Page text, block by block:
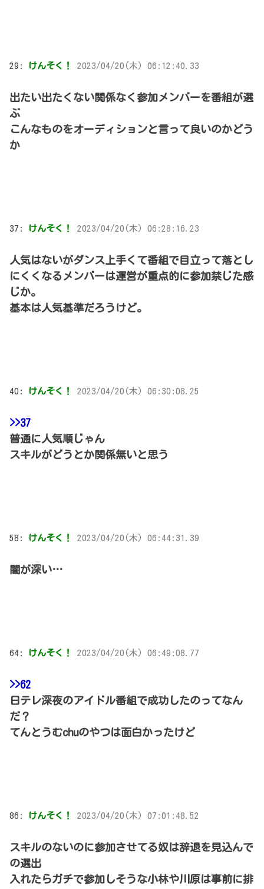
29: けんそく！ 2023/04/20(木) 06:12:40.33
出たい出たくない関係なく参加メンバーを番組が選
ぶ
こんなものをオーディションと言って良いのかどう
か
37: けんそく！ 2023/04/20(木) 06:28:16.23
人気はないがダンス上手くて番組で目立って落とし
にくくなるメンバーは運営が重点的に参加禁じた感
じか。
基本は人気基準だろうけど。
40: けんそく！ 2023/04/20(木) 06:30:08.25
>>37
普通に人気順じゃん
スキルがどうとか関係無いと思う
58: けんそく！ 2023/04/20(木) 06:44:31.39
闇が深い…
64: けんそく！ 2023/04/20(木) 06:49:08.77
>>62
日テレ深夜のアイドル番組で成功したのってなん
だ？
てんとうむchuのやつは面白かったけど
86: けんそく！ 2023/04/20(木) 07:01:48.52
スキルのないのに参加させてる奴は辞退を見込んで
の選出
入れたらガチで参加しそうな小林や川原は事前に排